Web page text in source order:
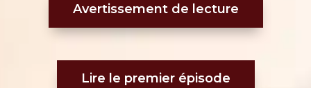
Avertissement de lecture
Lire le premier épisode